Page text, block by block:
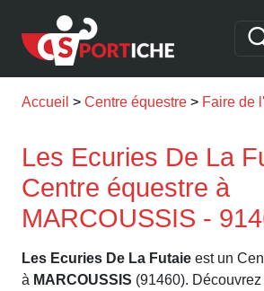
Accueil Centre équestre Faire de
Les Ecuries De La
Centre équestre à
MARCOUSSIS -
Les Ecuries De La Futaie est un
à MARCOUSSIS (91460).